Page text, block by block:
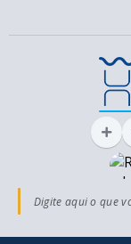
Digite aqui o que